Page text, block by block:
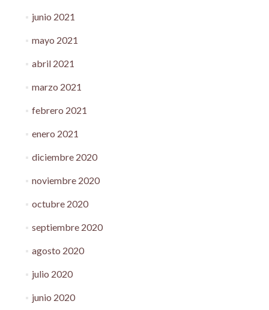
junio 2021
mayo 2021
abril 2021
marzo 2021
febrero 2021
enero 2021
diciembre 2020
noviembre 2020
octubre 2020
septiembre 2020
agosto 2020
julio 2020
junio 2020